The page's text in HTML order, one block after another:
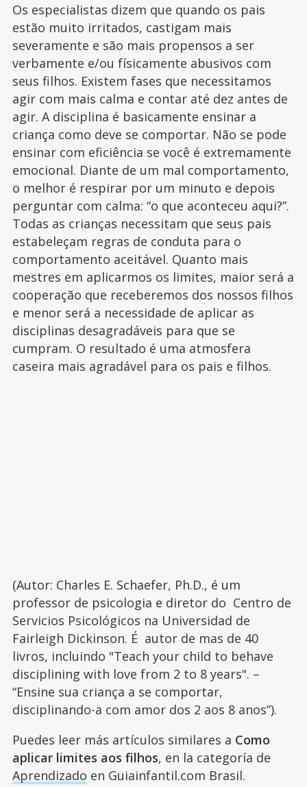
Os especialistas dizem que quando os pais
estão muito irritados, castigam mais
severamente e são mais propensos a ser
verbamente e/ou físicamente abusivos com
seus filhos. Existem fases que necessitamos
agir com mais calma e contar até dez antes de
agir. A disciplina é basicamente ensinar a
criança como deve se comportar. Não se pode
ensinar com eficiência se você é extremamente
emocional. Diante de um mal comportamento,
o melhor é respirar por um minuto e depois
perguntar com calma: “o que aconteceu aqui?”.
Todas as crianças necessitam que seus pais
estabeleçam regras de conduta para o
comportamento aceitável. Quanto mais
mestres em aplicarmos os limites, maior será a
cooperação que receberemos dos nossos filhos
e menor será a necessidade de aplicar as
disciplinas desagradáveis para que se
cumpram. O resultado é uma atmosfera
caseira mais agradável para os pais e filhos.
(Autor: Charles E. Schaefer, Ph.D., é um
professor de psicologia e diretor do Centro de
Servicios Psicológicos na Universidad de
Fairleigh Dickinson. É autor de mas de 40
livros, incluindo "Teach your child to behave
disciplining with love from 2 to 8 years". –
“Ensine sua criança a se comportar,
disciplinando-a com amor dos 2 aos 8 anos”).
Puedes leer más artículos similares a Como
aplicar limites aos filhos, en la categoría de
Aprendizado en Guiainfantil.com Brasil.